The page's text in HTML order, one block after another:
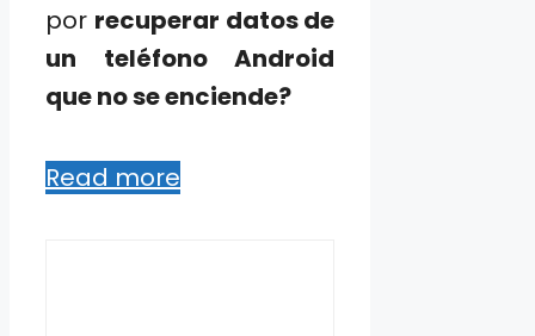
por recuperar datos de
un teléfono Android
que no se enciende?
Read more